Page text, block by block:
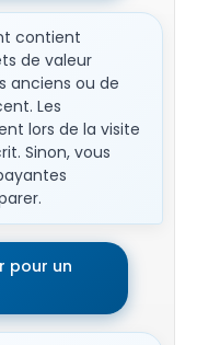
contient
de valeur
anciens ou de
Les
lors de la visite
Sinon, vous
pour un